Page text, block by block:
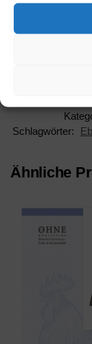
Schlagwörter:
Ähnliche